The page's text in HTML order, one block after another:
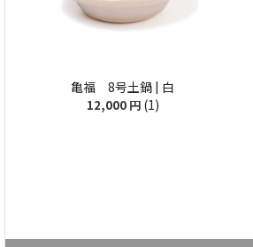
亀福 8号土鍋 | 白
12,000 円 (1)